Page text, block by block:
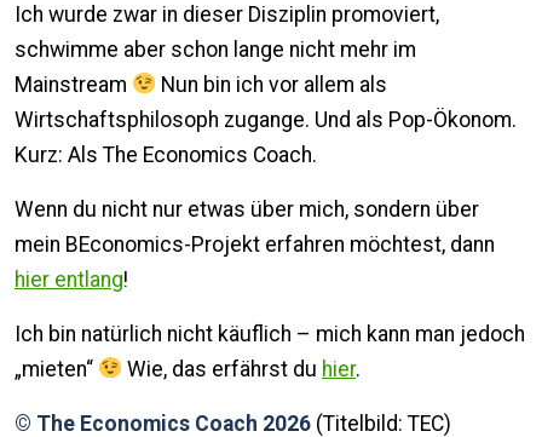
Ich wurde zwar in dieser Disziplin promoviert,
schwimme aber schon lange nicht mehr im
Mainstream
Nun bin ich vor allem als
Wirtschaftsphilosoph zugange. Und als Pop-Ökonom.
Kurz: Als The Economics Coach.
Wenn du nicht nur etwas über mich, sondern über
mein BEconomics-Projekt erfahren möchtest, dann
hier entlang!
Ich bin natürlich nicht käuflich – mich kann man jedoch
„mieten“
Wie, das erfährst du hier.
© The Economics Coach 2026 (Titelbild: TEC)